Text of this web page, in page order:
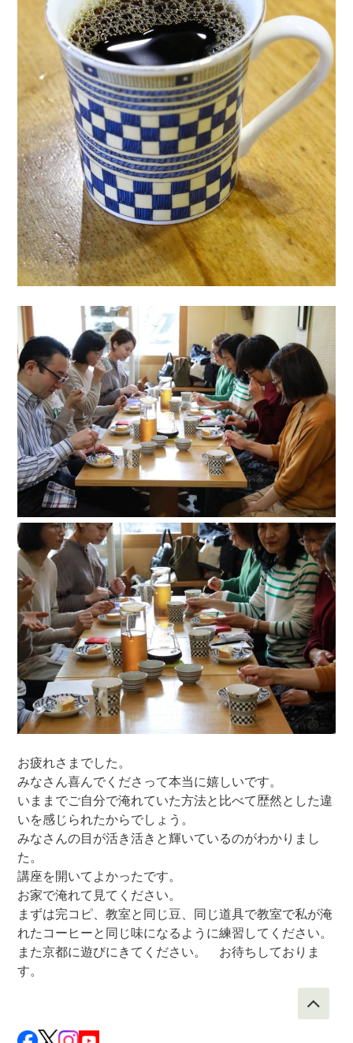
お疲れさまでした。
みなさん喜んでくださって本当に嬉しいです。
いままでご自分で淹れていた方法と比べて歴然とした違
いを感じられたからでしょう。
みなさんの目が活き活きと輝いているのがわかりまし
た。
講座を開いてよかったです。
お家で淹れて見てください。
まずは完コピ、教室と同じ豆、同じ道具で教室で私が淹
れたコーヒーと同じ味になるように練習してください。
また京都に遊びにきてください。 お待ちしておりま
す。